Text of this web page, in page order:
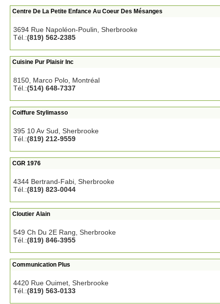
Centre De La Petite Enfance Au Coeur Des Mésanges
3694 Rue Napoléon-Poulin, Sherbrooke
Tél.:(819) 562-2385
Cuisine Pur Plaisir Inc
8150, Marco Polo, Montréal
Tél.:(514) 648-7337
Coiffure Stylimasso
395 10 Av Sud, Sherbrooke
Tél.:(819) 212-9559
CGR 1976
4344 Bertrand-Fabi, Sherbrooke
Tél.:(819) 823-0044
Cloutier Alain
549 Ch Du 2E Rang, Sherbrooke
Tél.:(819) 846-3955
Communication Plus
4420 Rue Ouimet, Sherbrooke
Tél.:(819) 563-0133